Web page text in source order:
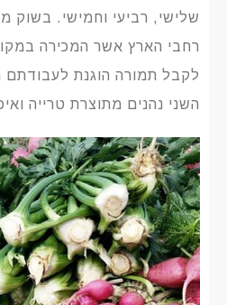
שלישי, רביעי וחמישי. בשוק
רחבי הארץ אשר המכירה
לקבל תמורה הוגנת לעבודתם
השני נהנים מתוצרת טרייה